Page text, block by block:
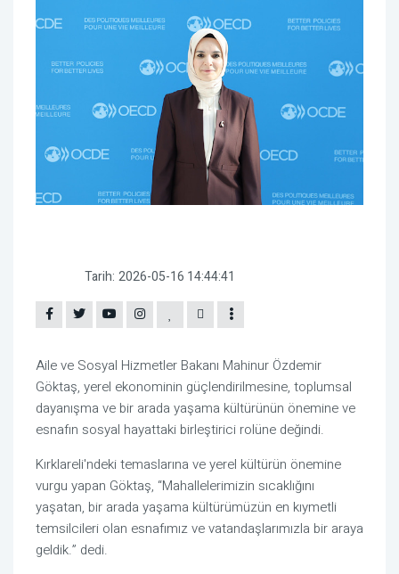
Tarih: 2026-05-16 14:44:41
Aile ve Sosyal Hizmetler Bakanı Mahinur Özdemir
Göktaş, yerel ekonominin güçlendirilmesine, toplumsal
dayanışma ve bir arada yaşama kültürünün önemine ve
esnafın sosyal hayattaki birleştirici rolüne değindi.
Kırklareli'ndeki temaslarına ve yerel kültürün önemine
vurgu yapan Göktaş, “Mahallelerimizin sıcaklığını
yaşatan, bir arada yaşama kültürümüzün en kıymetli
temsilcileri olan esnafımız ve vatandaşlarımızla bir araya
geldik.” dedi.